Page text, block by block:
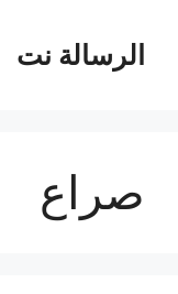
المحتوىالرسالة نت
صراع